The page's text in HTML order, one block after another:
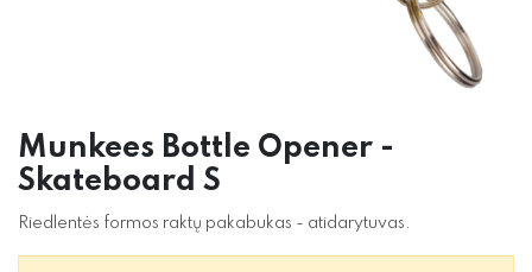
Munkees Bottle Opener -
Skateboard S
Riedlentės formos raktų pakabukas - atidarytuvas.